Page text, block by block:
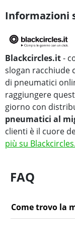
Informazioni
Blackcircles.it-
slogan racchiude
di pneumatici
raggiungere
giorno con
pneumatici al
clienti è il cuore
più su
FAQ
Come trovo la